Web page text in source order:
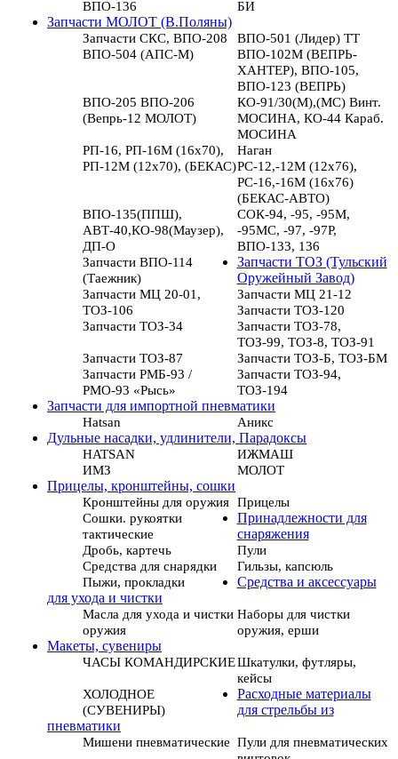
ВПО-136
БИ
Запчасти МОЛОТ (В.Поляны)
Запчасти СКС, ВПО-208
ВПО-501 (Лидер) ТТ
ВПО-504 (АПС-М)
ВПО-102М (ВЕПРЬ-
ХАНТЕР), ВПО-105,
ВПО-123 (ВЕПРЬ)
ВПО-205 ВПО-206
(Вепрь-12 МОЛОТ)
КО-91/30(М),(МС) Винт.
МОСИНА, КО-44 Караб.
МОСИНА
РП-16, РП-16М (16х70),
РП-12М (12х70), (БЕКАС)
Наган
РС-12,-12М (12х76),
РС-16,-16М (16х76)
(БЕКАС-АВТО)
ВПО-135(ППШ),
АВТ-40,КО-98(Маузер),
ДП-О
СОК-94, -95, -95М,
-95МС, -97, -97Р,
ВПО-133, 136
Запчасти ВПО-114
(Таежник)
Запчасти ТОЗ (Тульский
Оружейный Завод)
Запчасти МЦ 20-01,
ТОЗ-106
Запчасти МЦ 21-12
Запчасти ТОЗ-120
Запчасти ТОЗ-34
Запчасти ТОЗ-78,
ТОЗ-99, ТОЗ-8, ТОЗ-91
Запчасти ТОЗ-87
Запчасти ТОЗ-Б, ТОЗ-БМ
Запчасти РМБ-93 /
РМО-93 «Рысь»
Запчасти ТОЗ-94,
ТОЗ-194
Запчасти для импортной пневматики
Hatsan
Аникс
Дульные насадки, удлинители, Парадоксы
HATSAN
ИЖМАШ
ИМЗ
МОЛОТ
Прицелы, кронштейны, сошки
Кронштейны для оружия Прицелы
Сошки. рукоятки
тактические
Принадлежности для
снаряжения
Дробь, картечь
Пули
Средства для снарядки
Гильзы, капсюль
Пыжи, прокладки
Средства и аксессуары
для ухода и чистки
Масла для ухода и чистки
оружия
Наборы для чистки
оружия, ерши
Макеты, сувениры
ЧАСЫ КОМАНДИРСКИЕШкатулки, футляры,
кейсы
ХОЛОДНОЕ
(СУВЕНИРЫ)
Расходные материалы
для стрельбы из
пневматики
Мишени пневматические Пули для пневматических